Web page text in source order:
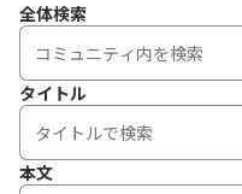
全体検索
タイトル
本文